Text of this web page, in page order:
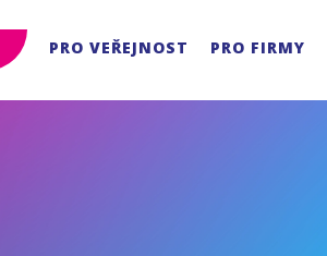
PRO VEŘEJNOST PRO FIRMY